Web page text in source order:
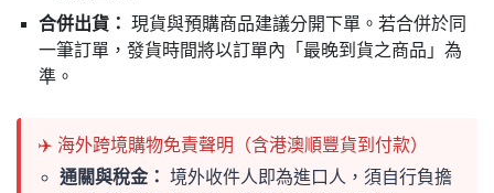
合併出貨： 現貨與預購商品建議分開下單。若合併於同
一筆訂單，發貨時間將以訂單內「最晚到貨之商品」為
準。
✈️ 海外跨境購物免責聲明（含港澳順豐貨到付款）
通關與稅金： 境外收件人即為進口人，須自行負擔